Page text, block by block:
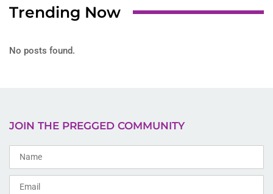
Trending Now
No posts found.
JOIN THE PREGGED COMMUNITY